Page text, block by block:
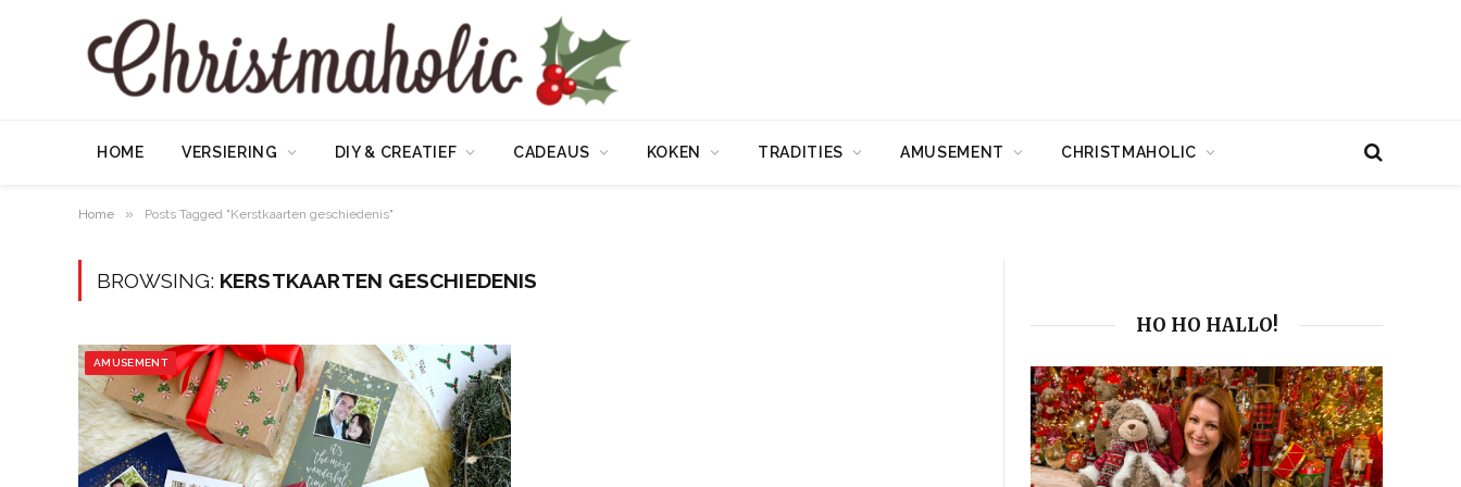
HOME VERSIERING DIY & CREATIEF CADEAUS KOKEN TRADITIES AMUSEMENT CHRISTMAHOLIC
Home » Posts Tagged "Kerstkaarten geschiedenis"
BROWSING: KERSTKAARTEN GESCHIEDENIS
AMUSEMENT
HO HO HALLO!